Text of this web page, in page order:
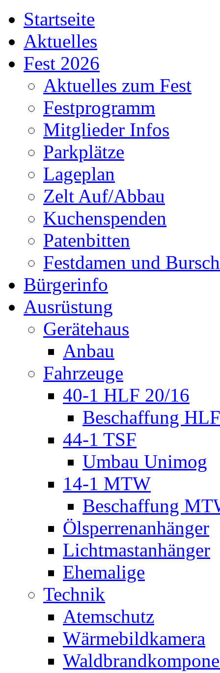
Startseite
Aktuelles
Fest 2026
Aktuelles zum Fest
Festprogramm
Mitglieder Infos
Parkplätze
Lageplan
Zelt Auf/Abbau
Kuchenspenden
Patenbitten
Festdamen und
Bürgerinfo
Ausrüstung
Gerätehaus
Anbau
Fahrzeuge
40-1 HLF 20/16
Beschaffung HLF
44-1 TSF
Umbau Unimog
14-1 MTW
Beschaffung
Ölsperrenanhänger
Lichtmastanhänger
Ehemalige
Technik
Atemschutz
Wärmebildkamera